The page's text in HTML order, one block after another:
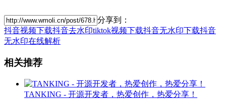
分享到：
抖音视频下载抖音去水印tiktok视频下载抖音无水印下载抖音
无水印在线解析
相关推荐
TANKING - 开源开发者，热爱创作，热爱分享！